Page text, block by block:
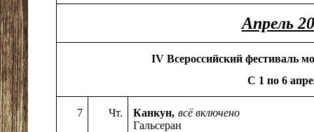
Апрель
IV Всероссийский фестиваль
С 1 по 6
7 Чт. Канкун, всё включено
Гальсеран